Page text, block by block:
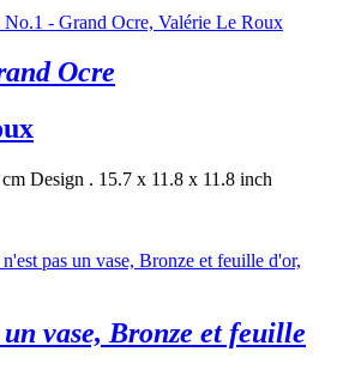
Ocre
Design . 15.7 x 11.8 x 11.8 inch
vase, Bronze et feuille